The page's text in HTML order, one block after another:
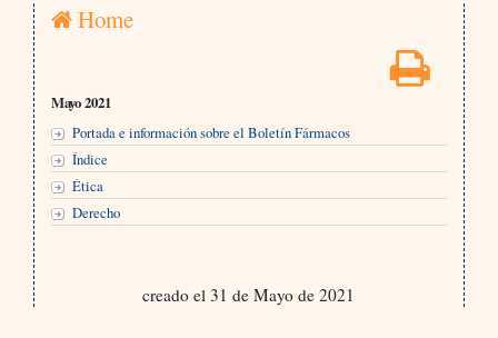
Home
Mayo 2021
Portada e información sobre el Boletín Fármacos
Índice
Ética
Derecho
creado el 31 de Mayo de 2021